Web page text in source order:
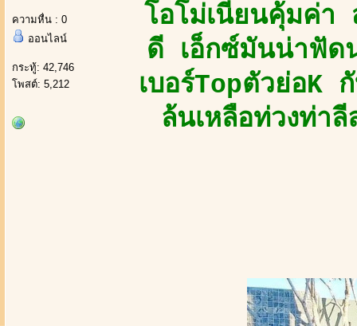
ความหื่น : 0
ออนไลน์
กระทู้: 42,746
โพสต์: 5,212
โอโม่เนียนคุ้มค่า
ดี เอ็กซ์มันน่าฟัดน่
เบอร์Topตัวย่อK
ล้นเหลือท่วงท่า